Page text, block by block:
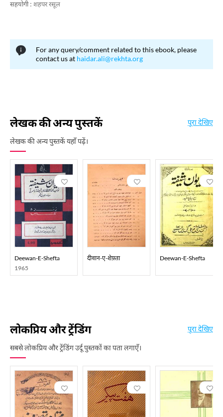
सहयोगी : शहपर रसूल
For any query/comment related to this ebook, please
contact us at haidar.ali@rekhta.org
लेखक की अन्य पुस्तकें
लेखक की अन्य पुस्तकें यहाँ पढ़ें।
पूरा देखिए
Deewan-E-Shefta
1965
दीवान-ए-शेफ़्ता Deewan-E-Shefta
लोकप्रिय और ट्रेंडिंग
सबसे लोकप्रिय और ट्रेंडिंग उर्दू पुस्तकों का पता लगाएँ।
पूरा देखिए